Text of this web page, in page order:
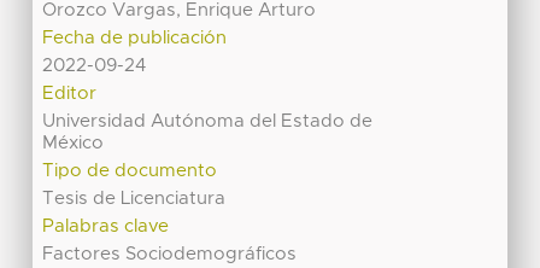
Orozco Vargas, Enrique Arturo
Fecha de publicación
2022-09-24
Editor
Universidad Autónoma del Estado de
México
Tipo de documento
Tesis de Licenciatura
Palabras clave
Factores Sociodemográficos